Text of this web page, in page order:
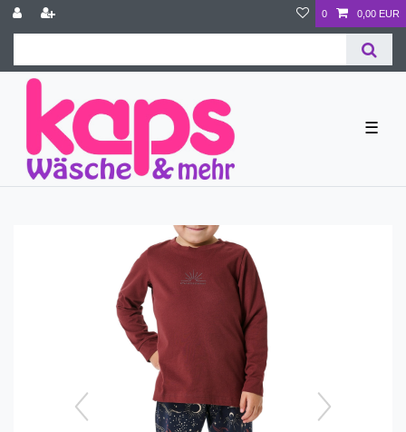
0 0,00 EUR
☰